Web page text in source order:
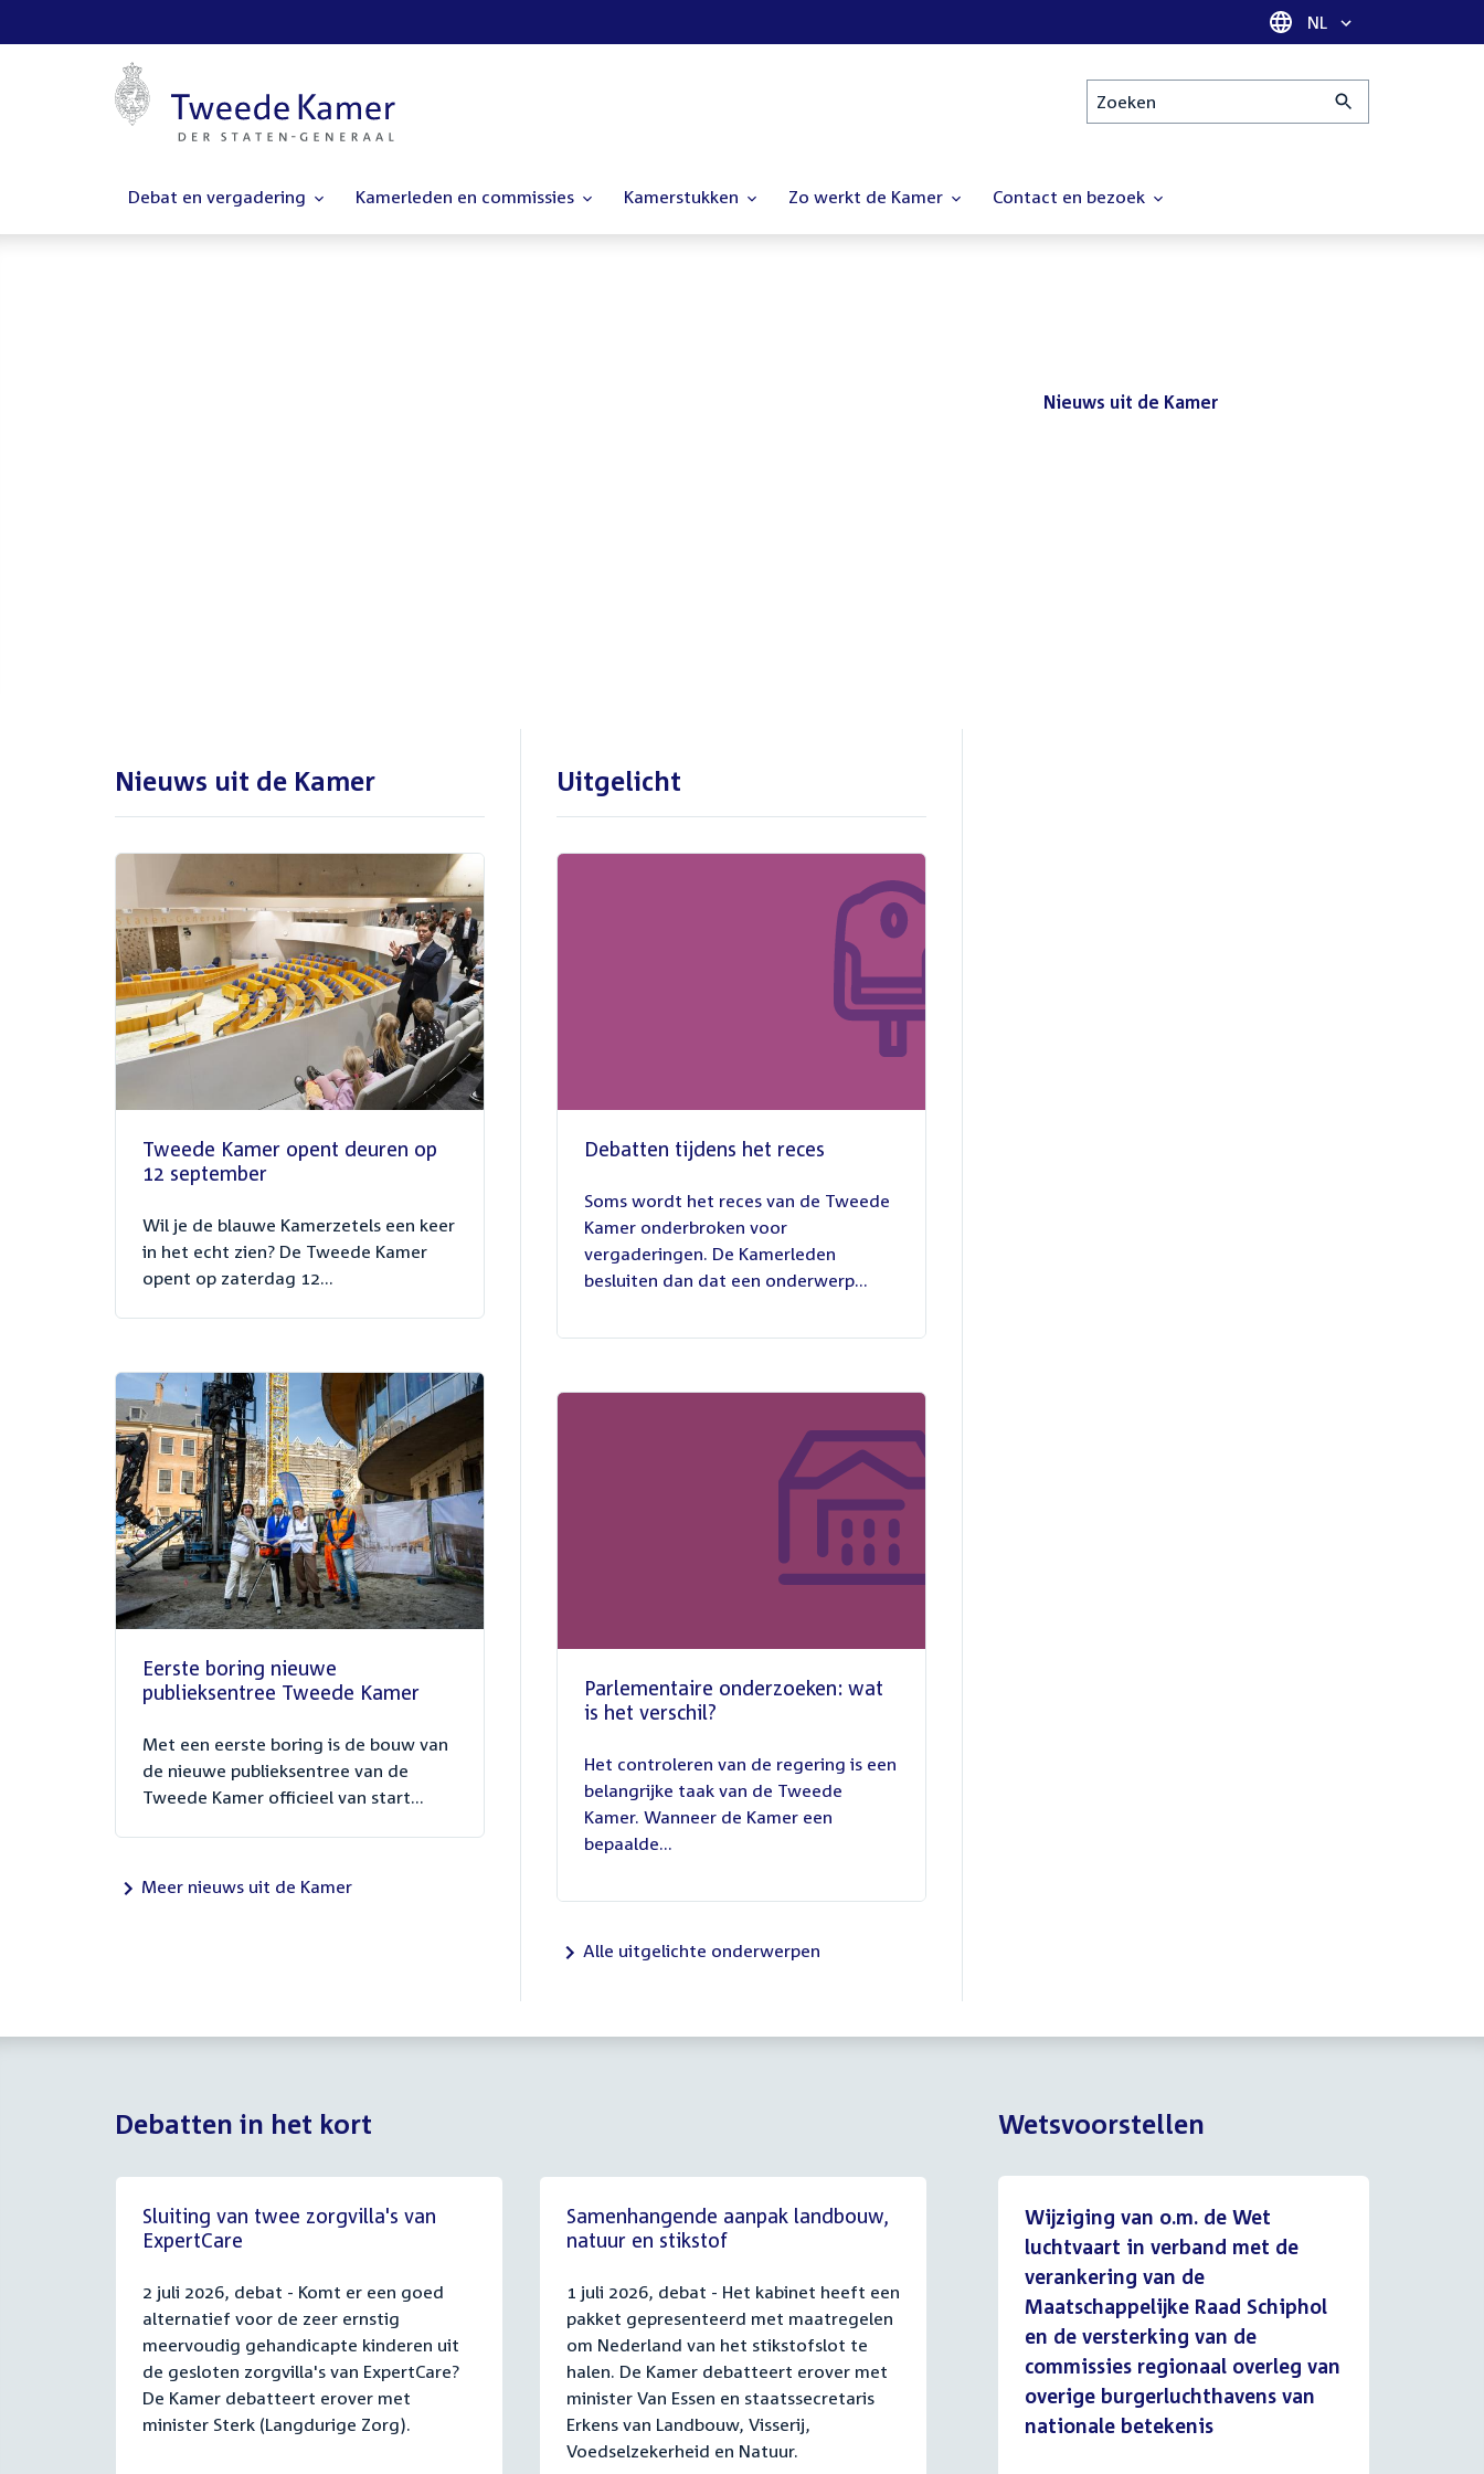
Taal selectie
NL
Zoeken
Debat en vergadering Kamerleden en commissies Kamerstukken Zo werkt de Kamer Contact en bezoek
Nieuws uit de Kamer
Nieuws uit de Kamer
Tweede Kamer opent deuren op
12 september
Wil je de blauwe Kamerzetels een keer
in het echt zien? De Tweede Kamer
opent op zaterdag 12...
Eerste boring nieuwe
publieksentree Tweede Kamer
Met een eerste boring is de bouw van
de nieuwe publieksentree van de
Tweede Kamer officieel van start...
Meer nieuws uit de Kamer
Uitgelicht
Debatten tijdens het reces
juli
2026
Soms wordt het reces van de Tweede
Kamer onderbroken voor
vergaderingen. De Kamerleden
besluiten dan dat een onderwerp...
Parlementaire onderzoeken: wat
is het verschil?
juli
2026
Het controleren van de regering is een
belangrijke taak van de Tweede
Kamer. Wanneer de Kamer een
bepaalde...
Alle uitgelichte onderwerpen
Debatten in het kort
Sluiting van twee zorgvilla's van
ExpertCare
2 juli 2026, debat - Komt er een goed
alternatief voor de zeer ernstig
meervoudig gehandicapte kinderen uit
de gesloten zorgvilla's van ExpertCare?
De Kamer debatteert erover met
minister Sterk (Langdurige Zorg).
Samenhangende aanpak landbouw,
natuur en stikstof
1 juli 2026, debat - Het kabinet heeft een
pakket gepresenteerd met maatregelen
om Nederland van het stikstofslot te
halen. De Kamer debatteert erover met
minister Van Essen en staatssecretaris
Erkens van Landbouw, Visserij,
Voedselzekerheid en Natuur.
Wetsvoorstellen
Wijziging van o.m. de Wet
luchtvaart in verband met de
verankering van de
Maatschappelijke Raad Schiphol
en de versterking van de
commissies regionaal overleg van
overige burgerluchthavens van
nationale betekenis